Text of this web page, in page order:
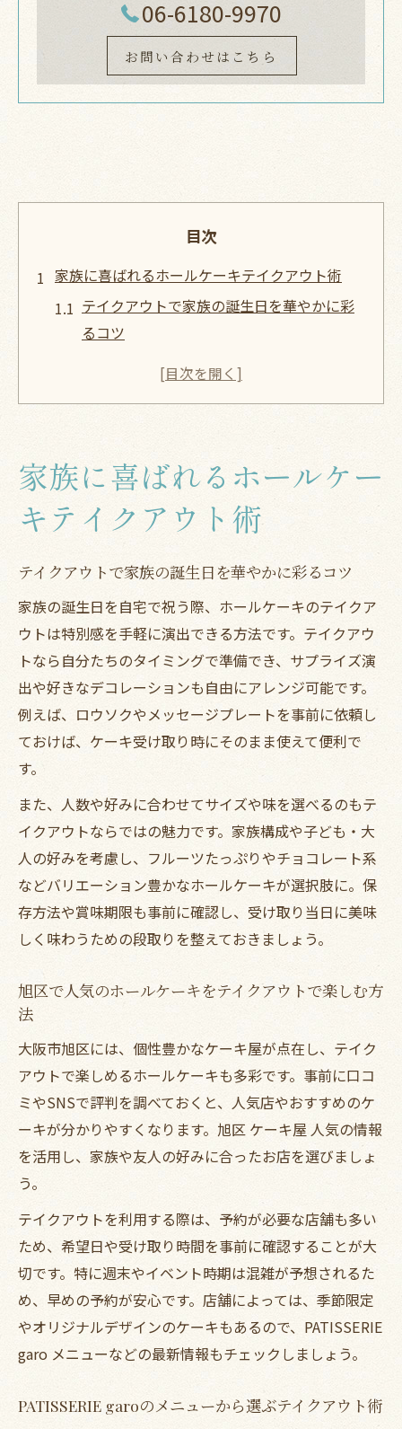
06-6180-9970
お問い合わせはこちら
目次
家族に喜ばれるホールケーキテイクアウト術
テイクアウトで家族の誕生日を華やかに彩
るコツ
旭区で人気のホールケーキをテイクアウト
で楽しむ方法
ガロケーキ予約で安心！家族でシェアする
楽しみ方
パティスリーガロのインスタ映えケーキを
テイクアウトで堪能
験
テイクアウトで旭区のホールケーキ人気を
体験する魅力
PATISSERIE garoのメニューから選ぶ楽し
さとポイント
ガロケーキの予約活用で特別な日を彩るテ
イクアウト
パティスリーガロインスタで話題のケーキ
をテイクアウト
ホームパーティーを彩るテイクアウト活用法
ホールケーキ活用術
ケーキの魅力
ガロケーキメニューを活用した盛り上がる
パーティー企画
テイクアウト予約でパティスリーガロ誕生
日ケーキを楽しく共有
うパーティーのコツ
こだわりのホールケーキ選びをサポート
テイクアウトで満足できるホールケーキの
選び方
PATISSERIE garoメニューから好みのケー
ガロケーキ予約で理想のホールケーキを確
家族に喜ばれるホールケー
キテイクアウト術
テイクアウトで家族の誕生日を華やかに彩るコツ
家族の誕生日を自宅で祝う際、ホールケーキのテイクア
ウトは特別感を手軽に演出できる方法です。テイクアウ
トなら自分たちのタイミングで準備でき、サプライズ演
出や好きなデコレーションも自由にアレンジ可能です。
例えば、ロウソクやメッセージプレートを事前に依頼し
ておけば、ケーキ受け取り時にそのまま使えて便利で
す。
また、人数や好みに合わせてサイズや味を選べるのもテ
イクアウトならではの魅力です。家族構成や子ども・大
人の好みを考慮し、フルーツたっぷりやチョコレート系
などバリエーション豊かなホールケーキが選択肢に。保
存方法や賞味期限も事前に確認し、受け取り当日に美味
しく味わうための段取りを整えておきましょう。
旭区で人気のホールケーキをテイクアウトで楽しむ方
法
大阪市旭区には、個性豊かなケーキ屋が点在し、テイク
アウトで楽しめるホールケーキも多彩です。事前に口コ
ミやSNSで評判を調べておくと、人気店やおすすめのケ
ーキが分かりやすくなります。旭区 ケーキ屋 人気の情報
を活用し、家族や友人の好みに合ったお店を選びましょ
う。
テイクアウトを利用する際は、予約が必要な店舗も多い
ため、希望日や受け取り時間を事前に確認することが大
切です。特に週末やイベント時期は混雑が予想されるた
め、早めの予約が安心です。店舗によっては、季節限定
やオリジナルデザインのケーキもあるので、PATISSERIE
garo メニューなどの最新情報もチェックしましょう。
PATISSERIE garoのメニューから選ぶテイクアウト術